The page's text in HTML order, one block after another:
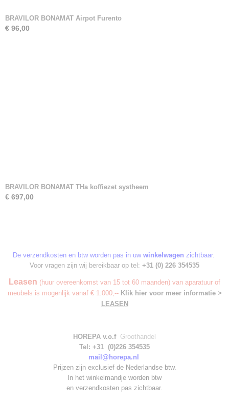
BRAVILOR BONAMAT Airpot Furento
€ 96,00
BRAVILOR BONAMAT THa koffiezet systheem
€ 697,00
De verzendkosten en btw worden pas in uw winkelwagen zichtbaar.
Voor vragen zijn wij bereikbaar op tel: +31 (0) 226 354535
Leasen (huur overeenkomst van 15 tot 60 maanden) van aparatuur of
meubels is mogenlijk vanaf € 1.000,-- Klik hier voor meer informatie >
LEASEN
HOREPA v.o.f Groothandel
Tel: +31 (0)226 354535
mail@horepa.nl
Prijzen zijn exclusief de Nederlandse btw.
In het winkelmandje worden btw
en verzendkosten pas zichtbaar.